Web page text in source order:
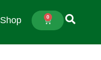
Shop 0